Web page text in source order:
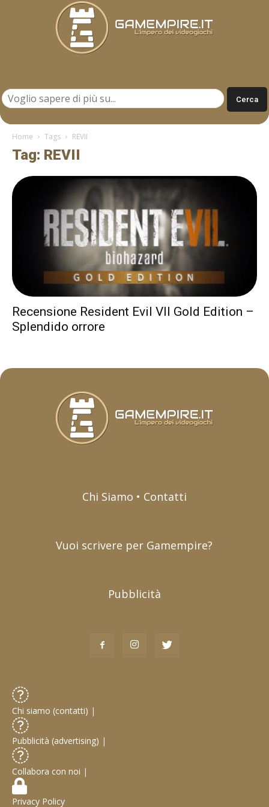
Home Tags REVII
Tag: REVII
Recensione Resident Evil VII Gold Edition –
Splendido orrore
Chi Siamo • Contatti
Vuoi scrivere per Gamempire?
Pubblicità
Chi siamo (contatti) |
Pubblicità (advertising) |
Collabora con noi |
Privacy Policy